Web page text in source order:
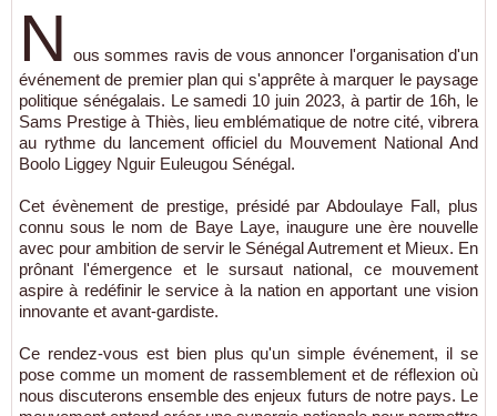
N ous sommes ravis de vous annoncer l'organisation d'un
événement de premier plan qui s'apprête à marquer le paysage
politique sénégalais. Le samedi 10 juin 2023, à partir de 16h, le
Sams Prestige à Thiès, lieu emblématique de notre cité, vibrera
au rythme du lancement officiel du Mouvement National And
Boolo Liggey Nguir Euleugou Sénégal.
Cet évènement de prestige, présidé par Abdoulaye Fall, plus
connu sous le nom de Baye Laye, inaugure une ère nouvelle
avec pour ambition de servir le Sénégal Autrement et Mieux. En
prônant l'émergence et le sursaut national, ce mouvement
aspire à redéfinir le service à la nation en apportant une vision
innovante et avant-gardiste.
Ce rendez-vous est bien plus qu'un simple événement, il se
pose comme un moment de rassemblement et de réflexion où
nous discuterons ensemble des enjeux futurs de notre pays. Le